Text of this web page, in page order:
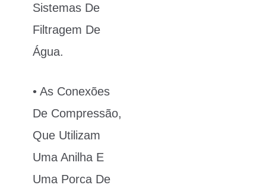
Sistemas De
Filtragem De
Água.
• As Conexões
De Compressão,
Que Utilizam
Uma Anilha E
Uma Porca De